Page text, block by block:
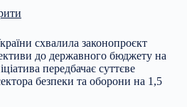
схвалила законопроєкт
до державного бюджету на
передбачає суттєве
безпеки та оборони на 1,5